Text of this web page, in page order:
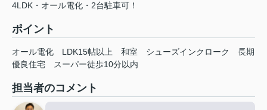
4LDK・オール電化・2台駐車可！
ポイント
オール電化 LDK15帖以上 和室 シューズインクローク
長期
優良住宅
スーパー徒歩10分以内
担当者のコメント